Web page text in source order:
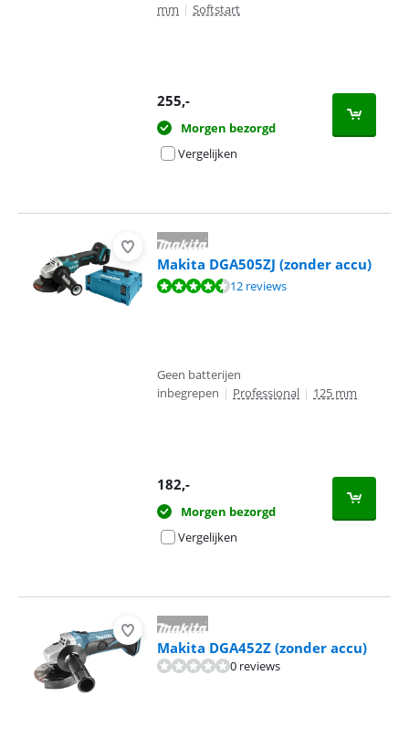
mm | Softstart
255,-
Morgen bezorgd
Vergelijken
Makita DGA505ZJ (zonder accu)
Beoordeling is 9,3 van de 10, gebaseerd op 12 reviews.
12 reviews
Geen batterijen
inbegrepen | Professional | 125 mm
182,-
Morgen bezorgd
Vergelijken
Makita DGA452Z (zonder accu)
0 reviews